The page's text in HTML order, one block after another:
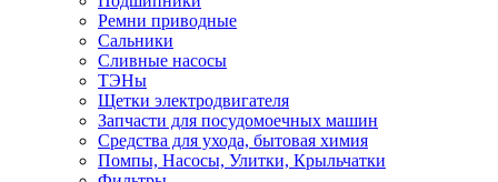
Ремни приводные
Сальники
Сливные насосы
ТЭНы
Щетки электродвигателя
Запчасти для посудомоечных машин
Средства для ухода, бытовая химия
Помпы, Насосы, Улитки, Крыльчатки